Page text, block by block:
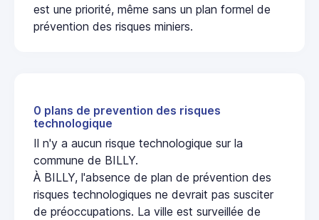
est une priorité, même sans un plan formel de
prévention des risques miniers.
0 plans de prevention des risques
technologique
Il n'y a aucun risque technologique sur la
commune de BILLY.
À BILLY, l'absence de plan de prévention des
risques technologiques ne devrait pas susciter
de préoccupations. La ville est surveillée de